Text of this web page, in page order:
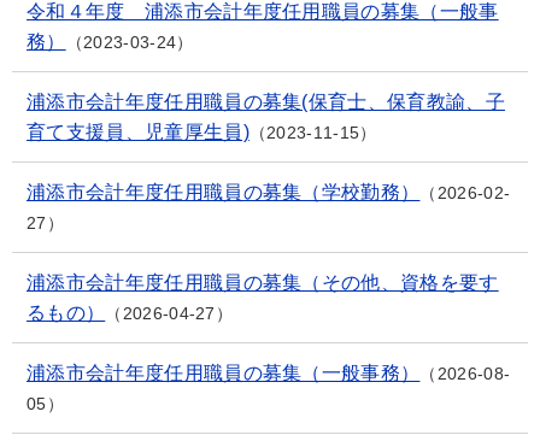
令和４年度 浦添市会計年度任用職員の募集（一般事
務）
2023-03-24
浦添市会計年度任用職員の募集(保育士、保育教諭、子
育て支援員、児童厚生員)
2023-11-15
浦添市会計年度任用職員の募集（学校勤務）
2026-02-
27
浦添市会計年度任用職員の募集（その他、資格を要す
るもの）
2026-04-27
浦添市会計年度任用職員の募集（一般事務）
2026-08-
05